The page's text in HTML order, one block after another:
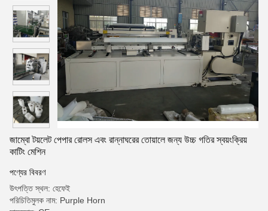
জাম্বো টয়লেট পেপার রোলস এবং রান্নাঘরের তোয়ালে জন্য উচ্চ গতির স্বয়ংক্রিয়
কাটিং মেশিন
পণ্যের বিবরণ
উৎপত্তি স্থল: হেফেই
পরিচিতিমুলক নাম: Purple Horn